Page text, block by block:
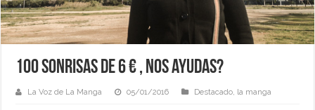
100 sonrisas de 6 € , nos ayudas?
La Voz de La Manga 05/01/2016 Destacado, la manga